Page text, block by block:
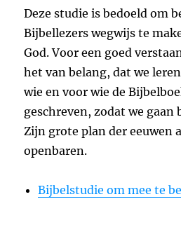
Deze studie is bedoeld om
Bijbellezers wegwijs te
God. Voor een goed
het van belang, dat we
wie en voor wie de
geschreven, zodat we gaan
Zijn grote plan der eeuwen
openbaren.
Bijbelstudie om mee te